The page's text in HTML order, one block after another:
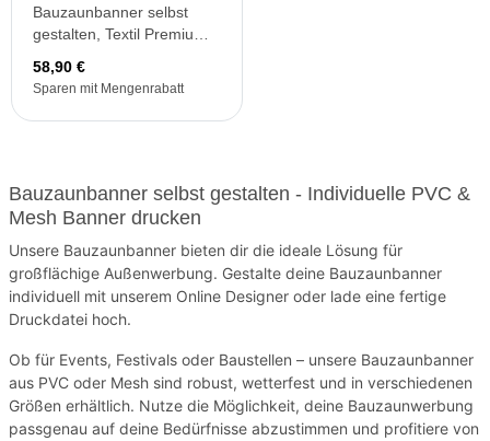
Bauzaunbanner selbst
gestalten, Textil Premium
58,90 €
Sparen mit Mengenrabatt
Bauzaunbanner selbst gestalten - Individuelle PVC &
Mesh Banner drucken
Unsere Bauzaunbanner bieten dir die ideale Lösung für
großflächige Außenwerbung. Gestalte deine Bauzaunbanner
individuell mit unserem Online Designer oder lade eine fertige
Druckdatei hoch.
Ob für Events, Festivals oder Baustellen – unsere Bauzaunbanner
aus PVC oder Mesh sind robust, wetterfest und in verschiedenen
Größen erhältlich. Nutze die Möglichkeit, deine Bauzaunwerbung
passgenau auf deine Bedürfnisse abzustimmen und profitiere von